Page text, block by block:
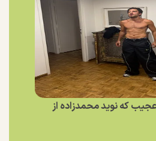
که نوید محمدزاده از